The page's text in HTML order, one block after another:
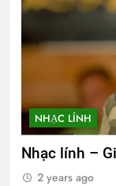
NHẠC LÍNH
Nhạc lính –
2 years ago